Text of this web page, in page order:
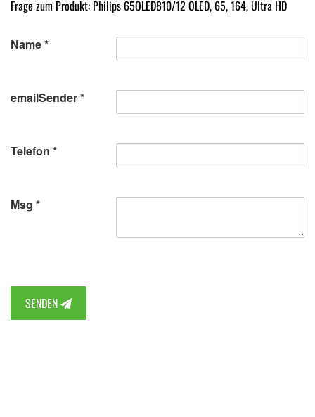
Frage zum Produkt: Philips 65OLED810/12 OLED, 65, 164, Ultra HD
Name
emailSender
Telefon
Msg
SENDEN